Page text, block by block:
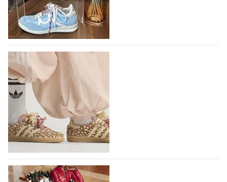
В следующем году итальянский бренд
IGI&CO отметит свое 25-летие
Компания IGI&CO была основана в 2002 году как
проект, посвященный здоровью,
высокотехнологичным продуктам, стилистическим
исследованиям и итальянскому…
10.08.2026 105
Вышли новые кроссовки Adidas Samba в